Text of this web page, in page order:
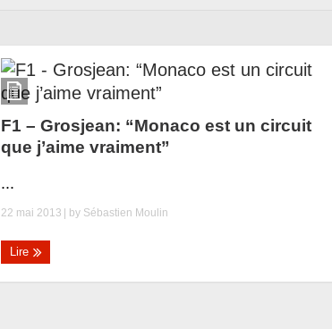
F1 – Grosjean: “Monaco est un circuit
que j’aime vraiment”
...
22 mai 2013 | by Sébastien Moulin
Lire